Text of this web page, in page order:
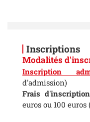
Inscriptions
Modalités
Inscription
d'admission)
Frais
euros ou 100